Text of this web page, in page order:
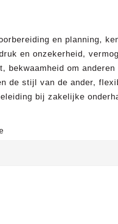
en planning,
en onzekerheid,
om anderen
de stijl van de ander,
bij zakelijke